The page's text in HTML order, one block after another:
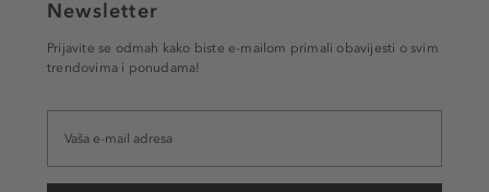
Newsletter
Prijavite se odmah kako biste e-mailom primali obavijesti o svim
trendovima i ponudama!